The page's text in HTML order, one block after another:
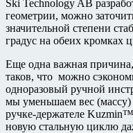
Ski Technology AB
геометрии, можно
значительной степени
градус на обеих кромках
Еще одна важная
таков, что можно
одноразовый ручной
мы уменьшаем вес
ручке-держателе
новую стальную циклю